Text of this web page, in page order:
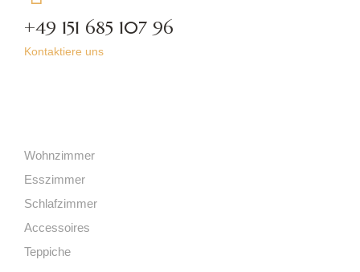
+49 151 685 107 96
Kontaktiere uns
Wohnzimmer
Esszimmer
Schlafzimmer
Accessoires
Teppiche